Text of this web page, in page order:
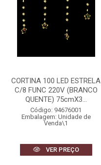
CORTINA 100 LED ESTRELA
C/8 FUNC 220V (BRANCO
QUENTE) 75cmX3...
Código: 94676001
Embalagem: Unidade de
Venda\1
VER PREÇO